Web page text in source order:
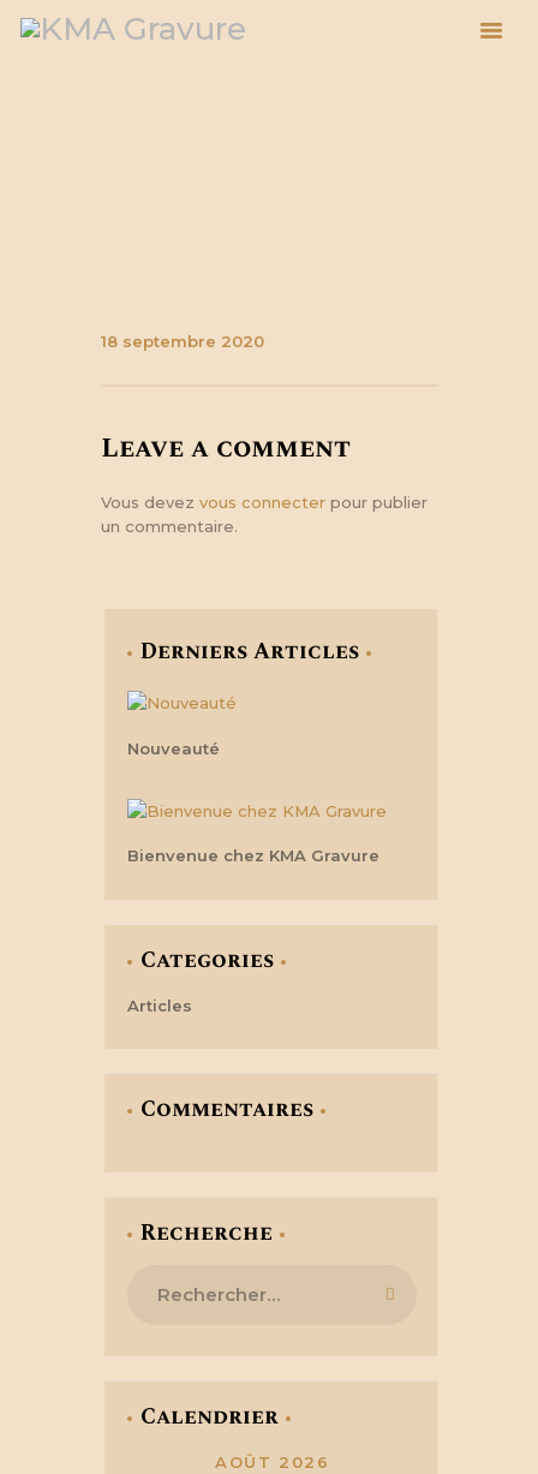
PANIER
18 septembre 2020
Leave a comment
Vous devez vous connecter pour publier
un commentaire.
Derniers Articles
Nouveauté
Bienvenue chez KMA Gravure
Categories
Articles
Commentaires
Recherche
Calendrier
AOÛT 2026